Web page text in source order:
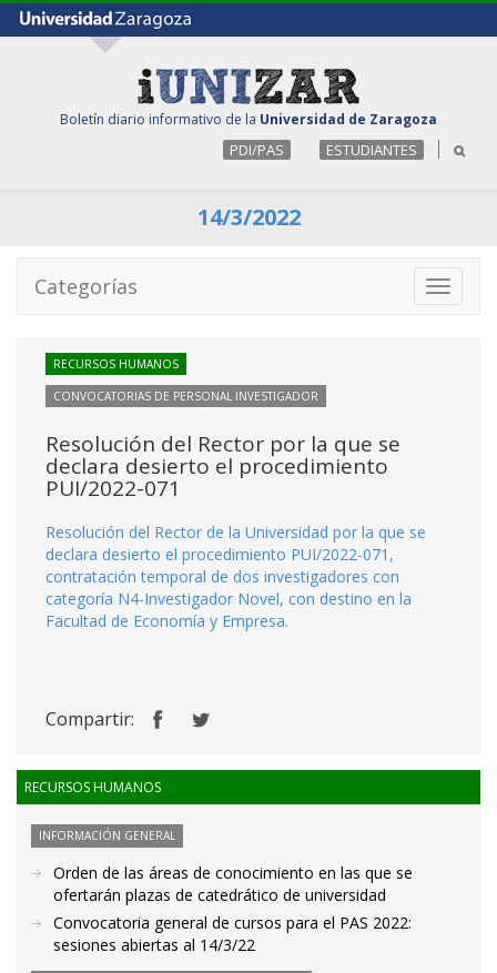
Boletín diario informativo de la Universidad de Zaragoza
PDI/PAS ESTUDIANTES
14/3/2022
Toggle
Categorías
RECURSOS HUMANOS
CONVOCATORIAS DE PERSONAL INVESTIGADOR
Resolución del Rector por la que se
declara desierto el procedimiento
PUI/2022-071
Resolución del Rector de la Universidad por la que se
declara desierto el procedimiento PUI/2022-071,
contratación temporal de dos investigadores con
categoría N4-Investigador Novel, con destino en la
Facultad de Economía y Empresa.
Compartir:
RECURSOS HUMANOS
INFORMACIÓN GENERAL
Orden de las áreas de conocimiento en las que se
ofertarán plazas de catedrático de universidad
Convocatoria general de cursos para el PAS 2022:
sesiones abiertas al 14/3/22